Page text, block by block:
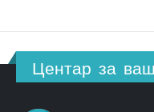
Центар за